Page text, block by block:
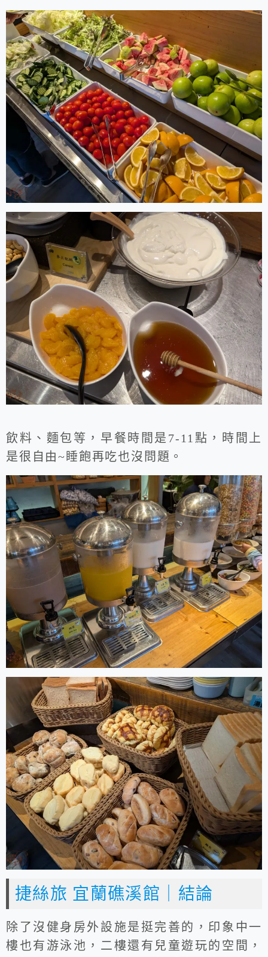
飲料、麵包等，早餐時間是7-11點，時間上
是很自由~睡飽再吃也沒問題。
捷絲旅 宜蘭礁溪館｜結論
除了沒健身房外設施是挺完善的，印象中一
樓也有游泳池，二樓還有兒童遊玩的空間，